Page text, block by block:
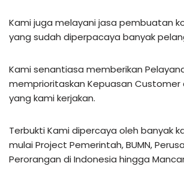
Kami juga melayani jasa pembuatan
yang sudah diperpacaya banyak
Kami senantiasa memberikan
memprioritaskan Kepuasan
yang kami kerjakan.
Terbukti Kami dipercaya oleh banyak
mulai Project Pemerintah, BUMN,
Perorangan di Indonesia hingga